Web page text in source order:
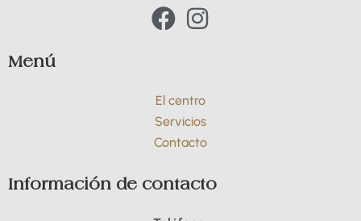
F
a
e
b
o
k
I
t
a
g
a
m
Menú
El centro
Servicios
Contacto
Información de contacto